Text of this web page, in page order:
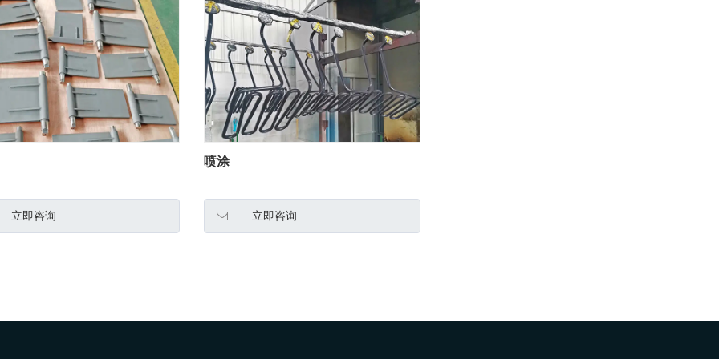
立即咨询
喷涂
立即咨询